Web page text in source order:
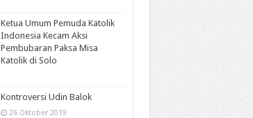
Ketua Umum Pemuda Katolik
Indonesia Kecam Aksi
Pembubaran Paksa Misa
Katolik di Solo
Kontroversi Udin Balok
26 Oktober 2019